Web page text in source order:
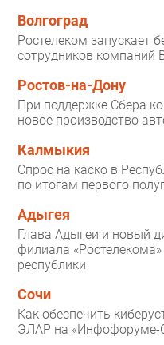
Волгоград
Ростелеком запускает
сотрудников компаний
Ростов-на-Дону
При поддержке Сбера
новое производство
Калмыкия
Спрос на каско в
по итогам первого
Адыгея
Глава Адыгеи и новый
филиала
республики
Сочи
Как обеспечить
ЭЛАР на «Инфофоруме-